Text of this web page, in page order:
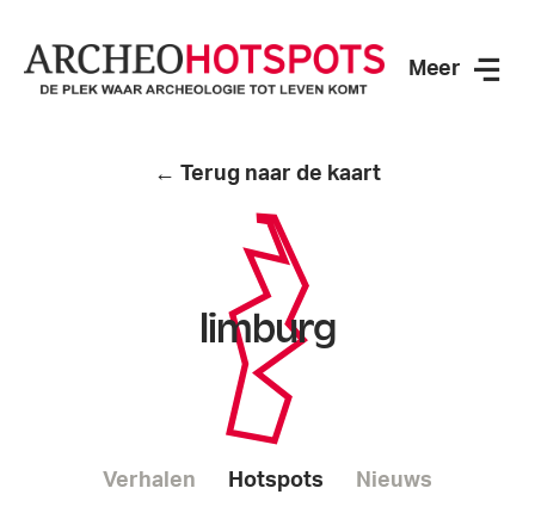
Meer
← Terug naar de kaart
limburg
Verhalen Hotspots Nieuws